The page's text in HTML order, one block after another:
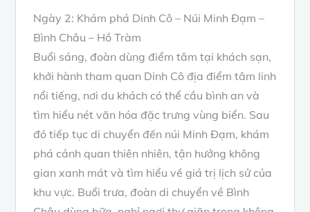
Ngày 2: Khám phá Dinh Cô – Núi Minh Đạm –
Bình Châu – Hồ Tràm
Buổi sáng, đoàn dùng điểm tâm tại khách sạn,
khởi hành tham quan Dinh Cô địa điểm tâm linh
nổi tiếng, nơi du khách có thể cầu bình an và
tìm hiểu nét văn hóa đặc trưng vùng biển. Sau
đó tiếp tục di chuyển đến núi Minh Đạm, khám
phá cảnh quan thiên nhiên, tận hưởng không
gian xanh mát và tìm hiểu về giá trị lịch sử của
khu vực. Buổi trưa, đoàn di chuyển về Bình